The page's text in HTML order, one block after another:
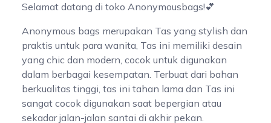
Selamat datang di toko Anonymousbags!💕
Anonymous bags merupakan Tas yang stylish dan
praktis untuk para wanita, Tas ini memiliki desain
yang chic dan modern, cocok untuk digunakan
dalam berbagai kesempatan. Terbuat dari bahan
berkualitas tinggi, tas ini tahan lama dan Tas ini
sangat cocok digunakan saat bepergian atau
sekadar jalan-jalan santai di akhir pekan.